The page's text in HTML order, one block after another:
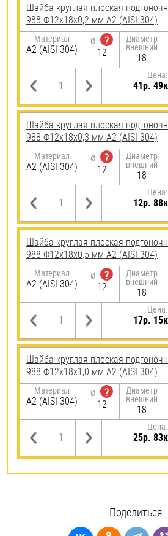
Шайба круглая плоская
988 Ф12х18х0,2 мм А2 (AISI 304)
Материал
А2 (AISI 304)
Ø
?
12
Диаметр
внешний
18
Цена:
41р.
Шайба круглая плоская
988 Ф12х18х0,3 мм А2 (AISI 304)
Материал
А2 (AISI 304)
Ø
?
12
Диаметр
внешний
18
Цена:
12р.
Шайба круглая плоская
988 Ф12х18х0,5 мм А2 (AISI 304)
Материал
А2 (AISI 304)
Ø
?
12
Диаметр
внешний
18
Цена:
17р.
Шайба круглая плоская
988 Ф12х18х1,0 мм А2 (AISI 304)
Материал
А2 (AISI 304)
Ø
?
12
Диаметр
внешний
18
Цена:
25р.
Поделиться: